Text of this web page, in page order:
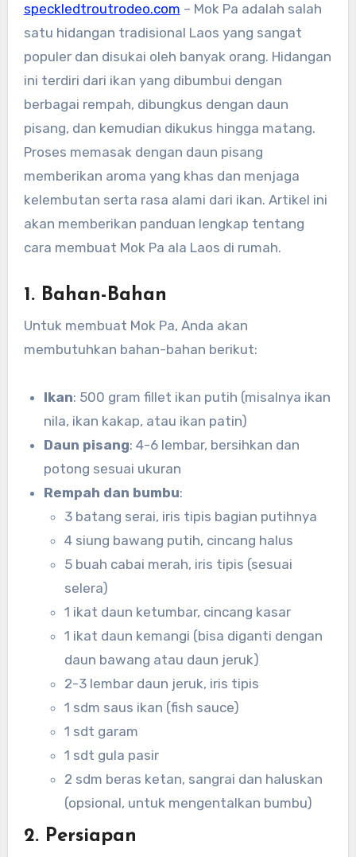
speckledtroutrodeo.com – Mok Pa adalah salah
satu hidangan tradisional Laos yang sangat
populer dan disukai oleh banyak orang. Hidangan
ini terdiri dari ikan yang dibumbui dengan
berbagai rempah, dibungkus dengan daun
pisang, dan kemudian dikukus hingga matang.
Proses memasak dengan daun pisang
memberikan aroma yang khas dan menjaga
kelembutan serta rasa alami dari ikan. Artikel ini
akan memberikan panduan lengkap tentang
cara membuat Mok Pa ala Laos di rumah.
1. Bahan-Bahan
Untuk membuat Mok Pa, Anda akan
membutuhkan bahan-bahan berikut:
Ikan: 500 gram fillet ikan putih (misalnya ikan
nila, ikan kakap, atau ikan patin)
Daun pisang: 4-6 lembar, bersihkan dan
potong sesuai ukuran
Rempah dan bumbu:
3 batang serai, iris tipis bagian putihnya
4 siung bawang putih, cincang halus
5 buah cabai merah, iris tipis (sesuai
selera)
1 ikat daun ketumbar, cincang kasar
1 ikat daun kemangi (bisa diganti dengan
daun bawang atau daun jeruk)
2-3 lembar daun jeruk, iris tipis
1 sdm saus ikan (fish sauce)
1 sdt garam
1 sdt gula pasir
2 sdm beras ketan, sangrai dan haluskan
(opsional, untuk mengentalkan bumbu)
2. Persiapan